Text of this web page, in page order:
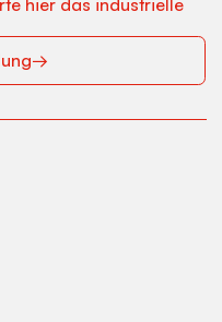
hier das industrielle
→